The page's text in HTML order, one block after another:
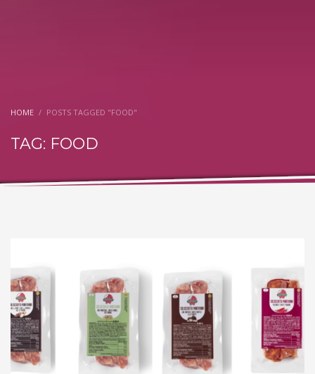
HOME POSTS TAGGED "FOOD"
TAG: FOOD